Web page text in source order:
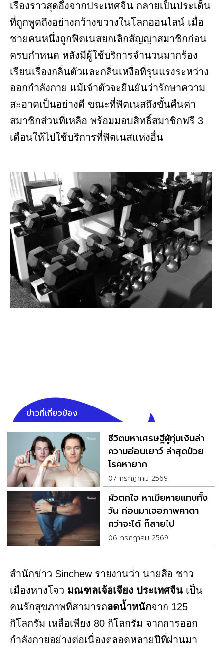
เรื่องราวสุดอึ้งจากประเทศจีน กลายเป็นประเด็น
ที่ถูกพูดถึงอย่างกว้างขวางในโลกออนไลน์ เมื่อ
ชายคนหนึ่งถูกฟิตเนสยกเลิกสัญญาสมาชิกก่อน
ครบกำหนด หลังมีผู้ใช้บริการจำนวนมากร้อง
เรียนเรื่องกลิ่นตัวและกลิ่นเหงื่อที่รุนแรงระหว่าง
ออกกำลังกาย แม้เจ้าตัวจะยืนยันว่ารักษาความ
สะอาดเป็นอย่างดี ขณะที่ฟิตเนสถึงขั้นคืนค่า
สมาชิกส่วนที่เหลือ พร้อมมอบสิทธิ์สมาชิกฟรี 3
เดือนให้ไปใช้บริการที่ฟิตเนสแห่งอื่น
ข่าวที่เกี่ยวข้อง
ชีวิตมหาเศรษฐีผู้ทุ่มเงินล่า
ความอ่อนเยาว์ ล่าสุดป่วย
โรคหายาก
07 กรกฎาคม 2569
ผัวตกใจ หาเมียหายแทบทั้ง
วัน ก่อนมาเจอภาพคาตา
กว่าจะได้ ก็สายไป
06 กรกฎาคม 2569
สำนักข่าว Sinchew รายงานว่า นายสือ ชาว
เมืองหางโจว มณฑลเจ้อเจียง ประเทศจีน เป็น
คนรักสุขภาพที่สามารถลดน้ำหนักจาก 125
กิโลกรัม เหลือเพียง 80 กิโลกรัม จากการออก
กำลังกายอย่างต่อเนื่องตลอดหลายปีที่ผ่านมา